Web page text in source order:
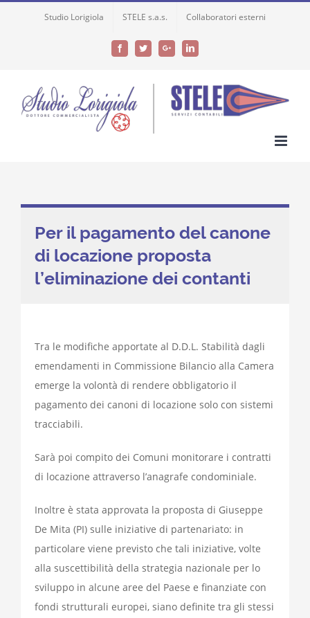
Studio Lorigiola STELE s.a.s. Collaboratori esterni
FacebookTwitterGoogle+LinkedIn
Per il pagamento del canone
di locazione proposta
l’eliminazione dei contanti
Tra le modifiche apportate al D.D.L. Stabilità dagli
emendamenti in Commissione Bilancio alla Camera
emerge la volontà di rendere obbligatorio il
pagamento dei canoni di locazione solo con sistemi
tracciabili.
Sarà poi compito dei Comuni monitorare i contratti
di locazione attraverso l’anagrafe condominiale.
Inoltre è stata approvata la proposta di Giuseppe
De Mita (PI) sulle iniziative di partenariato: in
particolare viene previsto che tali iniziative, volte
alla suscettibilità della strategia nazionale per lo
sviluppo in alcune aree del Paese e finanziate con
fondi strutturali europei, siano definite tra gli stessi